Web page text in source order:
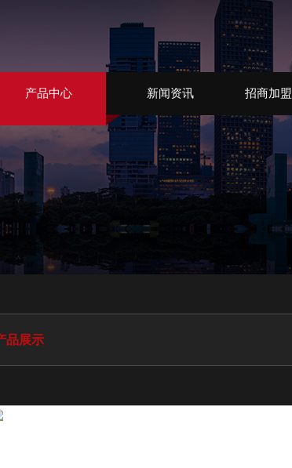
产品中心 新闻资讯 招商加盟
品展示